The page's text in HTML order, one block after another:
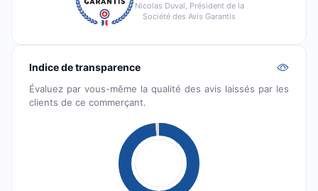
Nicolas Duval, Président de la
Société des Avis Garantis
Indice de transparence
Évaluez par vous-même la qualité des avis laissés par les
clients de ce commerçant.